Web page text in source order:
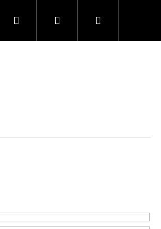
Hledat PřihlášeníNákupní